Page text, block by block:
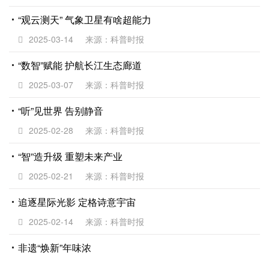
“观云测天” 气象卫星有啥超能力
2025-03-14 来源：科普时报
“数智”赋能 护航长江生态廊道
2025-03-07 来源：科普时报
“听”见世界 告别静音
2025-02-28 来源：科普时报
“智”造升级 重塑未来产业
2025-02-21 来源：科普时报
追逐星际光影 定格诗意宇宙
2025-02-14 来源：科普时报
非遗“焕新”年味浓